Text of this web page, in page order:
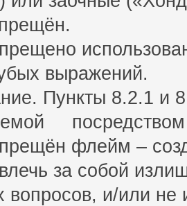
выражений.
Пункты 8.2.1 и
флейм –
за собой
вопросов, и/или